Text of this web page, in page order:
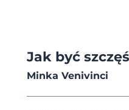
Jak być
Minka Venivinci